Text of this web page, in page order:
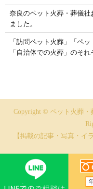
奈良のペット火葬・葬儀
ました。
「訪問ペット火葬」「ペ
「自治体での火葬」のそ
Copyright © ペット火葬
【掲載の記事・写真・イ